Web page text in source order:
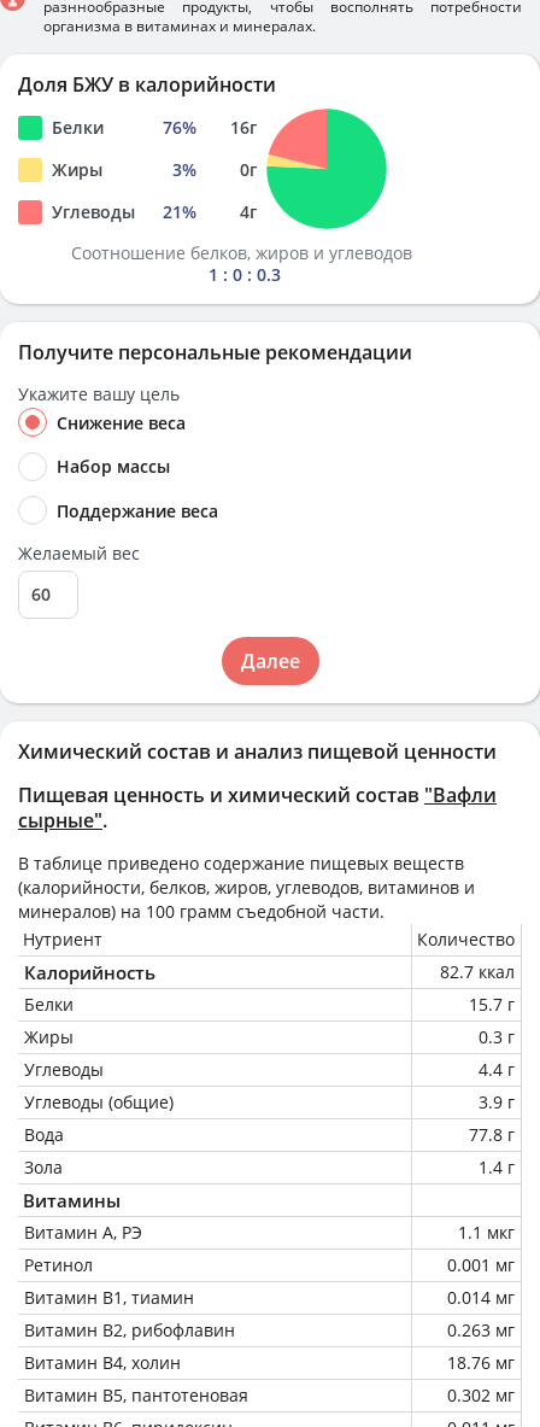
Химический состав и анализ пищевой ценности
Пищевая ценность и химический состав "Вафли
сырные".
В таблице приведено содержание пищевых веществ
(калорийности, белков, жиров, углеводов, витаминов и
минералов) на 100 грамм съедобной части.
Нутриент
Количество
Калорийность
82.7 ккал
Белки
15.7 г
Жиры
0.3 г
Углеводы
4.4 г
Углеводы (общие)
3.9 г
Вода
77.8 г
Зола
1.4 г
Витамины
Витамин А, РЭ
1.1 мкг
Ретинол
0.001 мг
Витамин В1, тиамин
0.014 мг
Витамин В2, рибофлавин
0.263 мг
Витамин В4, холин
18.76 мг
Витамин В5, пантотеновая
0.302 мг
разннообразные продукты, чтобы восполнять потребности
организма в витаминах и минералах.
Доля БЖУ в калорийности
Белки 76% 16г
Жиры
3% 0г
Углеводы
21% 4г
Соотношение белков, жиров и углеводов
1 : 0 : 0.3
Получите персональные рекомендации
Укажите вашу цель
Снижение веса
Набор массы
Поддержание веса
Желаемый вес
Далее